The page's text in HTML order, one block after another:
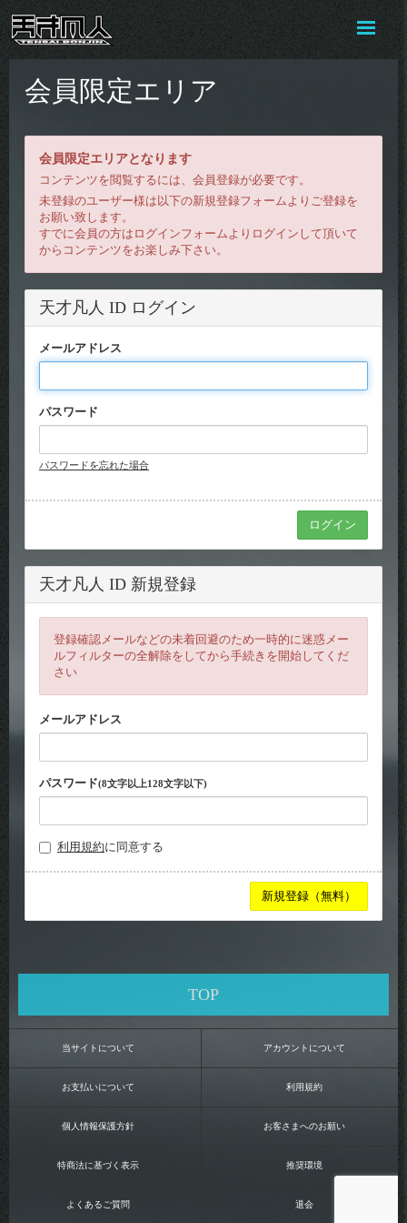
会員限定エリア
会員限定エリアとなります
コンテンツを閲覧するには、会員登録が必要です。
未登録のユーザー様は以下の新規登録フォームよりご登録を
お願い致します。
すでに会員の方はログインフォームよりログインして頂いて
からコンテンツをお楽しみ下さい。
天才凡人 ID ログイン
メールアドレス
パスワード
パスワードを忘れた場合
天才凡人 ID 新規登録
登録確認メールなどの未着回避のため一時的に迷惑メー
ルフィルターの全解除をしてから手続きを開始してくだ
さい
メールアドレス
パスワード(8文字以上128文字以下)
利用規約に同意する
TOP
当サイトについて アカウントについて
お支払いについて 利用規約
個人情報保護方針 お客さまへのお願い
特商法に基づく表示 推奨環境
よくあるご質問 退会